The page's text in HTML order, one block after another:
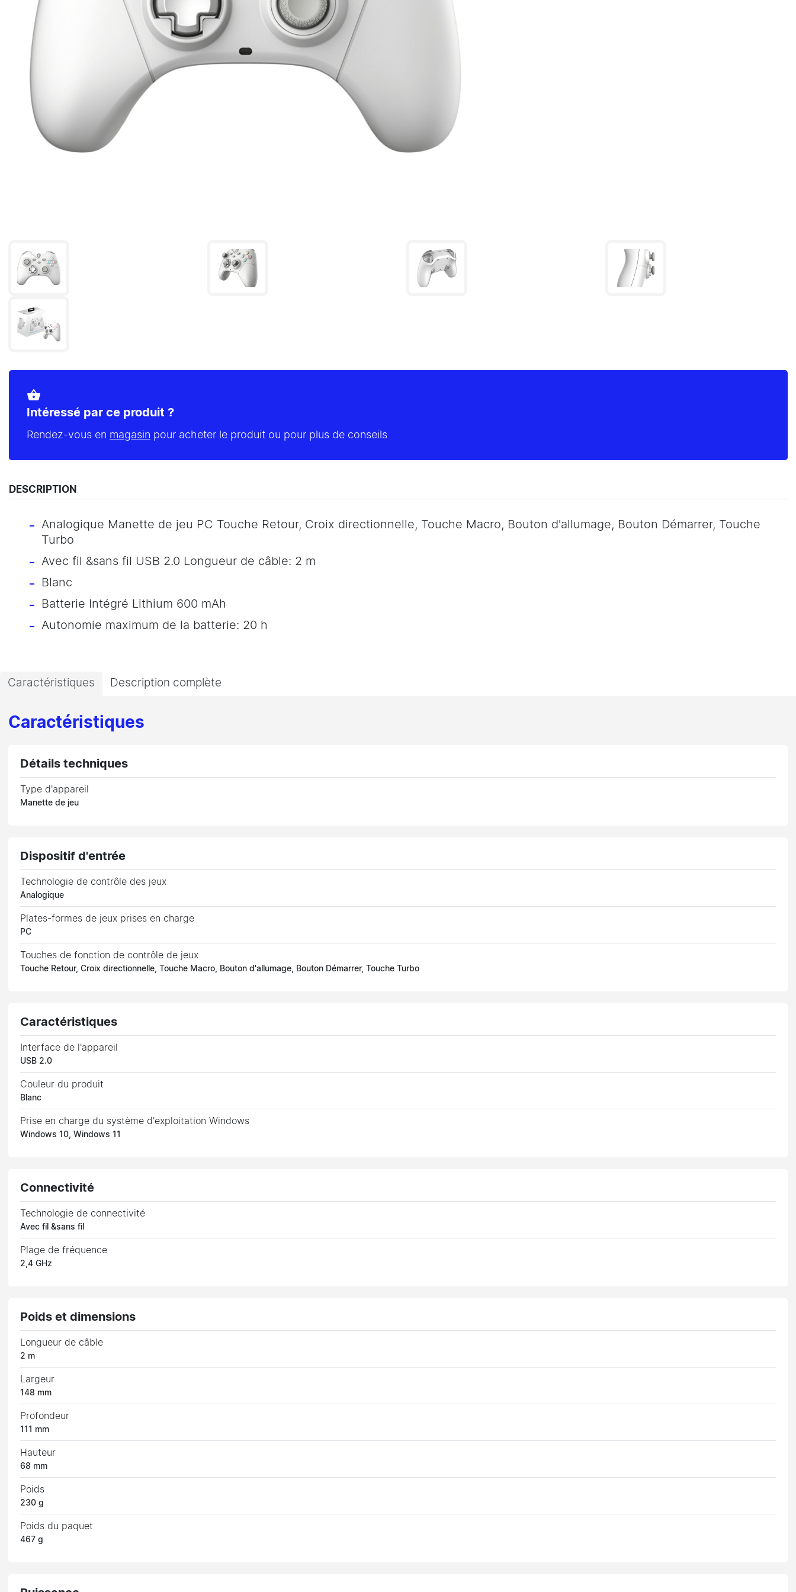
shopping_basket
Intéressé par ce produit ?
Rendez-vous en magasin pour acheter le produit ou pour plus de conseils
DESCRIPTION
Analogique Manette de jeu PC Touche Retour, Croix directionnelle, Touche Macro, Bouton d'allumage, Bouton Démarrer, Touche
Turbo
Avec fil &sans fil USB 2.0 Longueur de câble: 2 m
Blanc
Batterie Intégré Lithium 600 mAh
Autonomie maximum de la batterie: 20 h
Caractéristiques Description complète
Caractéristiques
Détails techniques
Type d'appareil
Manette de jeu
Dispositif d'entrée
Technologie de contrôle des jeux
Analogique
Plates-formes de jeux prises en charge
PC
Touches de fonction de contrôle de jeux
Touche Retour, Croix directionnelle, Touche Macro, Bouton d'allumage, Bouton Démarrer, Touche Turbo
Caractéristiques
Interface de l'appareil
USB 2.0
Couleur du produit
Blanc
Prise en charge du système d'exploitation Windows
Windows 10, Windows 11
Connectivité
Technologie de connectivité
Avec fil &sans fil
Plage de fréquence
2,4 GHz
Poids et dimensions
Longueur de câble
2 m
Largeur
148 mm
Profondeur
111 mm
Hauteur
68 mm
Poids
230 g
Poids du paquet
467 g